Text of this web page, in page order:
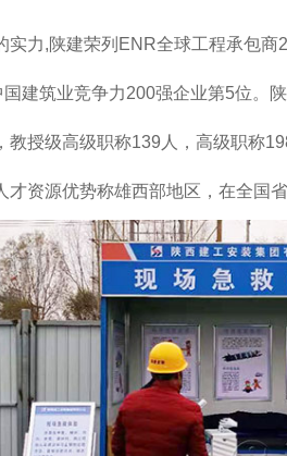
实力,陕建荣列ENR全球工程承包商
国建筑业竞争力200强企业第5位。
教授级高级职称139人，高级职称
才资源优势称雄西部地区，在全国